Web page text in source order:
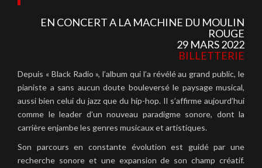
EN CONCERT A LA MACHINE DU MOULIN
ROUGE
29 MARS 2022
BILLETTERIE
Depuis « Black Radio », l’album qui l’a révélé au grand public, le
pianiste a sans aucun doute bouleversé le paysage musical,
aussi bien celui du jazz que du hip-hop. Il s’affirme aujourd’hui
comme le leader d’un nouveau paradigme sonore, dont la
carrière enjambe les genres musicaux et artistiques.
Son parcours en constante évolution est guidé par une
recherche sonore et une expansion de son champ créatif.